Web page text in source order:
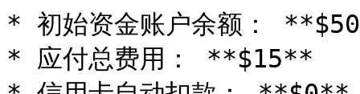
* 初始资金账户余额：
* 应付总费用： **$15**